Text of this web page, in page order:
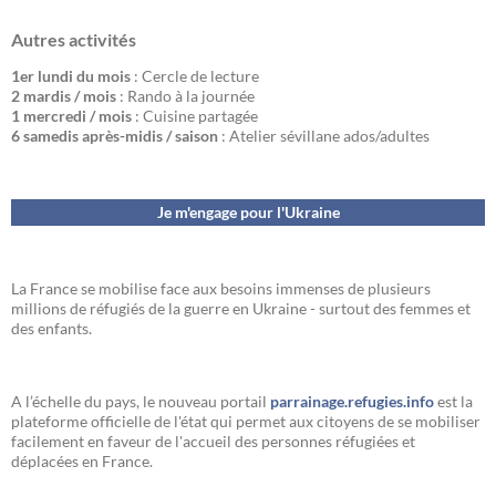
Autres activités
1er lundi du mois : Cercle de lecture
2 mardis / mois : Rando à la journée
1 mercredi / mois : Cuisine partagée
6 samedis après-midis / saison : Atelier sévillane ados/adultes
Je m'engage pour l'Ukraine
La France se mobilise face aux besoins immenses de plusieurs
millions de réfugiés de la guerre en Ukraine - surtout des femmes et
des enfants.
A l’échelle du pays, le nouveau portail parrainage.refugies.infoest la
plateforme officielle de l'état qui permet aux citoyens de se mobiliser
facilement en faveur de l'accueil des personnes réfugiées et
déplacées en France.